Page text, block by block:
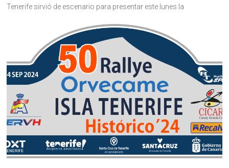
Tenerife sirvió de escenario para presentar este lunes la